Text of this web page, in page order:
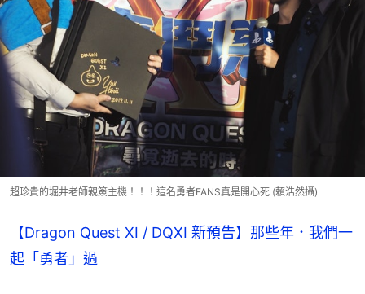
超珍貴的堀井老師親簽主機！！！這名勇者FANS真是開心死 (賴浩然攝)
【Dragon Quest XI / DQXI 新預告】那些年．我們一
起「勇者」過